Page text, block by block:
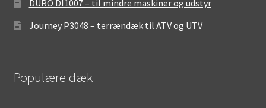
DURO DI1007 – til mindre maskiner og udstyr
Journey P3048 – terrændæk til ATV og UTV
Populære dæk